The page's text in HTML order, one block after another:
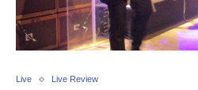
Live Live Review